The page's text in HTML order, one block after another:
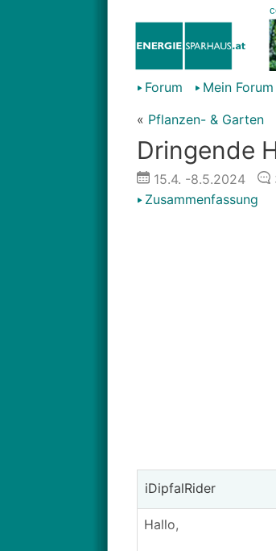
Forum Mein Forum
« Pflanzen- & Garten
Dringende
15.4. -8.5.2024
Zusammenfassung
iDipfalRider
Hallo,